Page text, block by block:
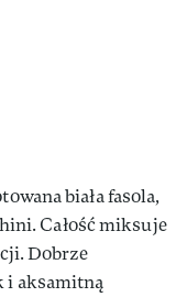
biała fasola,
Całość miksuje
Dobrze
i aksamitną